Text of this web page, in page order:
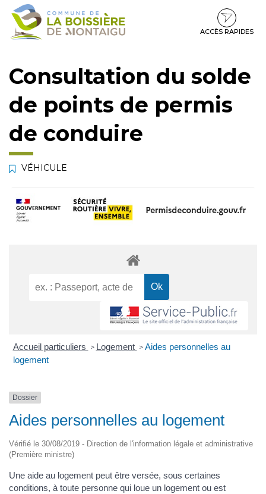
Gestion des traceurs
Aller
Aller
contenu
Aller
pied
ACCÈS RAPIDES
Consultation du solde
de points de permis
de conduire
VÉHICULE
Accueil particuliers > Logement > Aides personnelles au
logement
Dossier
Aides personnelles au logement
Vérifié le 30/08/2019 - Direction de l'information légale et administrative
(Première ministre)
Une aide au logement peut être versée, sous certaines
conditions, à toute personne qui loue un logement ou est